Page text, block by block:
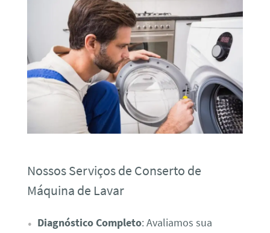
Nossos Serviços de Conserto de
Máquina de Lavar
Diagnóstico Completo: Avaliamos sua